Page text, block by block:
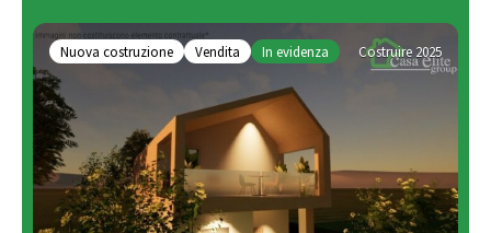
Nuova costruzione Vendita In evidenza Costruire 2025